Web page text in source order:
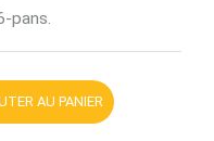
pans.
AU PANIER